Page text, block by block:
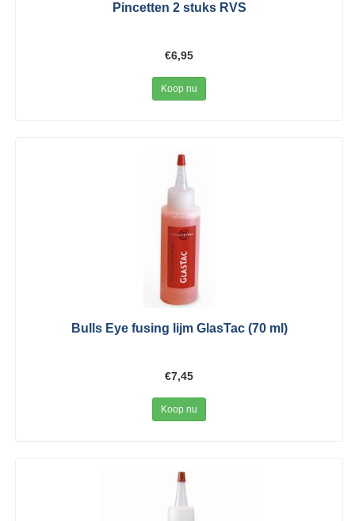
Pincetten 2 stuks RVS
€6,95
Koop nu
Bulls Eye fusing lijm GlasTac (70 ml)
€7,45
Koop nu